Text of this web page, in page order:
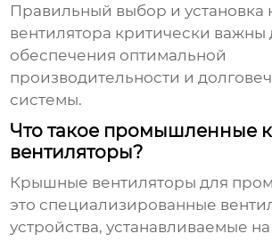
Правильный выбор и установка
вентилятора критически важны
обеспечения оптимальной
производительности и
системы.
Что такое промышленные
вентиляторы?
Крышные вентиляторы для
это специализированные
устройства, устанавливаемые